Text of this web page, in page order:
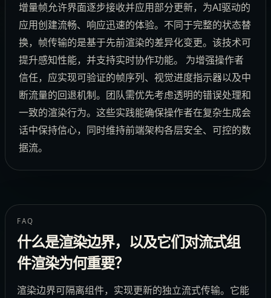
增量帧允许界面逐步接收并应用部分更新，为AI驱动的
应用创建流畅、响应迅速的体验。不同于完整的状态替
换，帧传输的是基于先前渲染的差异化变更。该技术可
提升感知性能，并支持实时协作功能。 为增强操作者
信任，应实现可验证的帧序列、视觉进度指示器以及中
断流量的回退机制。团队需优先考虑透明的错误处理和
一致的渲染行为。这些实践能确保操作者在复杂生成会
话中保持信心，同时维持前端架构各层安全、可控的数
据流。
FAQ
什么是渲染边界，以及它们对流式组
件渲染为何重要？
渲染边界可隔离组件，实现更新的独立流式传输。它能